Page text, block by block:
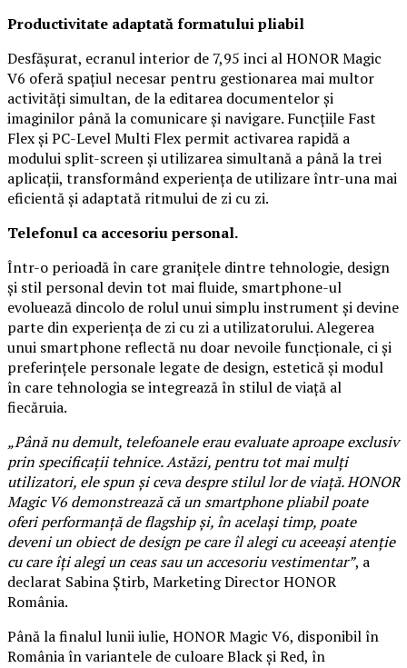
Productivitate adaptată formatului pliabil
Desfășurat, ecranul interior de 7,95 inci al HONOR Magic
V6 oferă spațiul necesar pentru gestionarea mai multor
activități simultan, de la editarea documentelor și
imaginilor până la comunicare și navigare. Funcțiile Fast
Flex și PC-Level Multi Flex permit activarea rapidă a
modului split-screen și utilizarea simultană a până la trei
aplicații, transformând experiența de utilizare într-una mai
eficientă și adaptată ritmului de zi cu zi.
Telefonul ca accesoriu personal.
Într-o perioadă în care granițele dintre tehnologie, design
și stil personal devin tot mai fluide, smartphone-ul
evoluează dincolo de rolul unui simplu instrument și devine
parte din experiența de zi cu zi a utilizatorului. Alegerea
unui smartphone reflectă nu doar nevoile funcționale, ci și
preferințele personale legate de design, estetică și modul
în care tehnologia se integrează în stilul de viață al
fiecăruia.
„Până nu demult, telefoanele erau evaluate aproape exclusiv
prin specificații tehnice. Astăzi, pentru tot mai mulți
utilizatori, ele spun și ceva despre stilul lor de viață. HONOR
Magic V6 demonstrează că un smartphone pliabil poate
oferi performanță de flagship și, în același timp, poate
deveni un obiect de design pe care îl alegi cu aceeași atenție
cu care îți alegi un ceas sau un accesoriu vestimentar”, a
declarat Sabina Știrb, Marketing Director HONOR
România.
Până la finalul lunii iulie, HONOR Magic V6, disponibil în
România în variantele de culoare Black și Red, în